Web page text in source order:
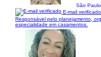
São
E-mail verificado
Responsável pelo planejamento,
especialidade em casamentos.